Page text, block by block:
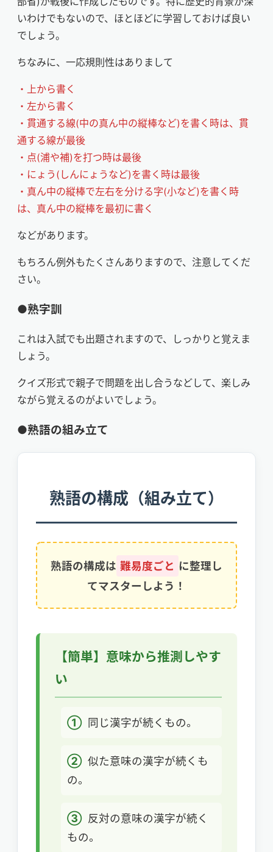
いわけでもないので、ほとほどに学習しておけば良い
でしょう。
ちなみに、一応規則性はありまして
・上から書く
・左から書く
・貫通する線(中の真ん中の縦棒など)を書く時は、貫
通する線が最後
・点(浦や補)を打つ時は最後
・にょう(しんにょうなど)を書く時は最後
・真ん中の縦棒で左右を分ける字(小など)を書く時
は、真ん中の縦棒を最初に書く
などがあります。
もちろん例外もたくさんありますので、注意してくだ
さい。
●熟字訓
これは入試でも出題されますので、しっかりと覚えま
しょう。
クイズ形式で親子で問題を出し合うなどして、楽しみ
ながら覚えるのがよいでしょう。
●熟語の組み立て
熟語の構成（組み立て）
熟語の構成は 難易度ごと に整理し
てマスターしよう！
【簡単】意味から推測しやす
い
① 同じ漢字が続くもの。
② 似た意味の漢字が続くも
の。
③ 反対の意味の漢字が続く
もの。